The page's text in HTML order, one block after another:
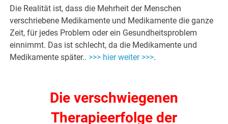
Die Realität ist, dass die Mehrheit der Menschen
verschriebene Medikamente und Medikamente die ganze
Zeit, für jedes Problem oder ein Gesundheitsproblem
einnimmt. Das ist schlecht, da die Medikamente und
Medikamente später.. >>> hier weiter >>>.
Die verschwiegenen
Therapieerfolge der